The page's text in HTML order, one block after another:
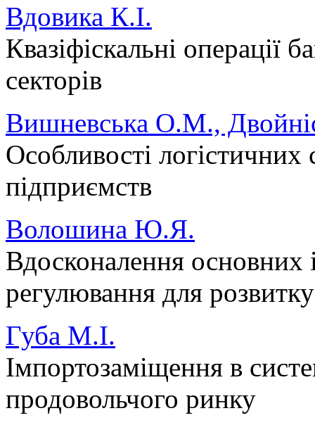
Вдовика К.І.
Квазіфіскальні операції
секторів
Вишневська О.М.,
Особливості логістичних
підприємств
Волошина Ю.Я.
Вдосконалення основних
регулювання для
Губа М.І.
Імпортозаміщення в
продовольчого ринку